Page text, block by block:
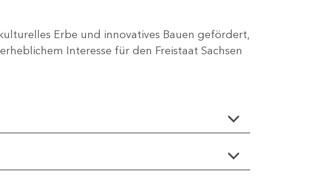
Erbe und innovatives Bauen gefördert,
Interesse für den Freistaat Sachsen